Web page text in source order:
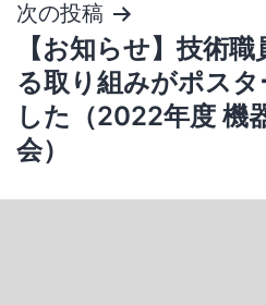
次の投稿
【お知らせ】技術
る取り組みがポスタ
した（2022年度 機
会）